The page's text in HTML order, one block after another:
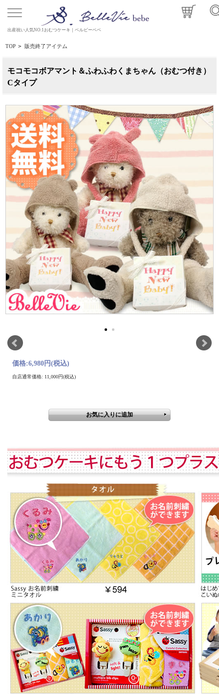
出産祝い人気NO.1おむつケーキ｜ベルビーベベ
TOP > 販売終了アイテム
モコモコボアマント＆ふわふわくまちゃん（おむつ付き）
Cタイプ
価格:6,980円(税込)
自店通常価格: 11,000円(税込)